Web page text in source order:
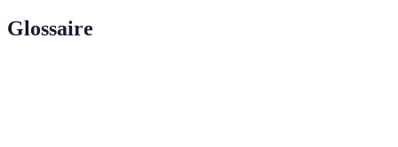
Glossaire